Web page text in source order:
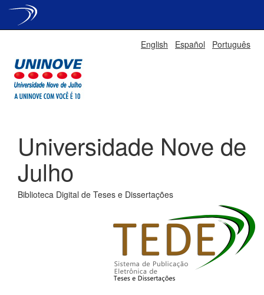
English Español Português
Universidade Nove de
Julho
Biblioteca Digital de Teses e Dissertações